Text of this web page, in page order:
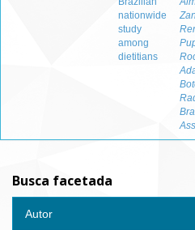
nationwide
study
among
dietitians
Busca facetada
Autor